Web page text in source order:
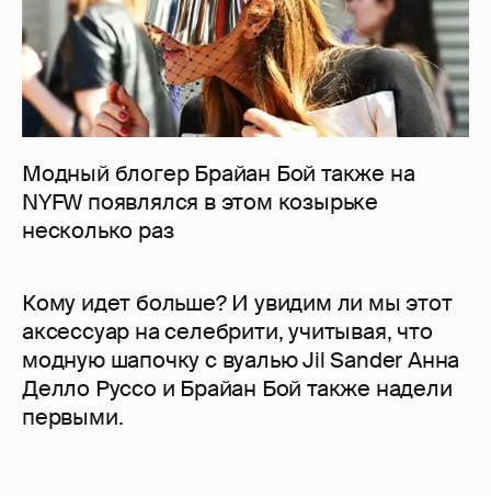
Модный блогер Брайан Бой также на
NYFW появлялся в этом козырьке
несколько раз
Кому идет больше? И увидим ли мы этот
аксессуар на селебрити, учитывая, что
модную шапочку с вуалью Jil Sander Анна
Делло Руссо и Брайан Бой также надели
первыми.